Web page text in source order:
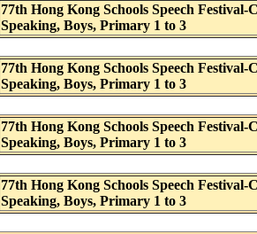
77th Hong Kong Schools Speech Festival-
Speaking, Boys, Primary 1 to 3
77th Hong Kong Schools Speech Festival-
Speaking, Boys, Primary 1 to 3
77th Hong Kong Schools Speech Festival-
Speaking, Boys, Primary 1 to 3
77th Hong Kong Schools Speech Festival-
Speaking, Boys, Primary 1 to 3